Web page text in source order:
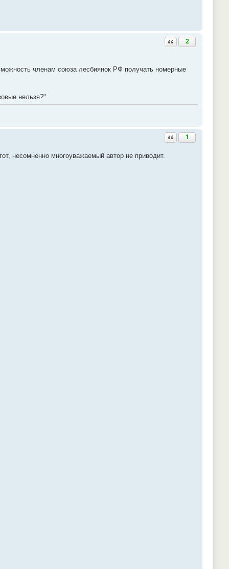
Ответить с цитатой
2
членам союза лесбиянок РФ получать номерные
нельзя?"
Ответить с цитатой
1
несомненно многоуважаемый автор не приводит.